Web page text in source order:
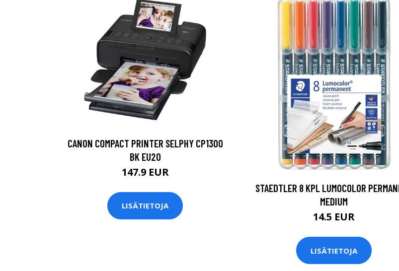
CANON COMPACT PRINTER SELPHY CP1300
BK EU20
147.9 EUR
LISÄTIETOJA
STAEDTLER 8 KPL LUMOCOLOR
MEDIUM
14.5 EUR
LISÄTIETOJA